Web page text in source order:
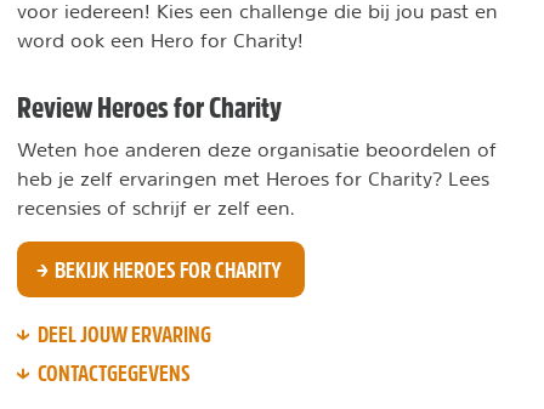
voor iedereen! Kies een challenge die bij jou past en
word ook een Hero for Charity!
Review Heroes for Charity
Weten hoe anderen deze organisatie beoordelen of
heb je zelf ervaringen met Heroes for Charity? Lees
recensies of schrijf er zelf een.
BEKIJK HEROES FOR CHARITY
DEEL JOUW ERVARING
CONTACTGEGEVENS